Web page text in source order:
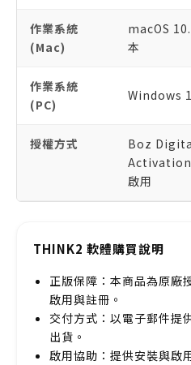
作業系統
(Mac)
macOS
本
作業系統
(PC)
Windows
授權方式
Boz
啟用
THINK2 軟體購買說明
正版保障：本商品為原廠
啟用與註冊。
交付方式：以電子郵件提
出貨。
啟用協助：提供安裝與啟